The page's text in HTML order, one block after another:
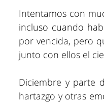
Intentamos con
incluso cuando
por vencida, pero
junto con ellos el
Diciembre y parte
hartazgo y otras